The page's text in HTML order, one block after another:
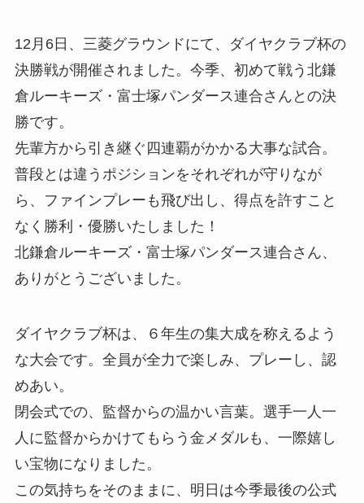
12月6日、三菱グラウンドにて、ダイヤクラブ杯の
決勝戦が開催されました。今季、初めて戦う北鎌
倉ルーキーズ・富士塚パンダース連合さんとの決
勝です。
先輩方から引き継ぐ四連覇がかかる大事な試合。
普段とは違うポジションをそれぞれが守りなが
ら、ファインプレーも飛び出し、得点を許すこと
なく勝利・優勝いたしました！
北鎌倉ルーキーズ・富士塚パンダース連合さん、
ありがとうございました。
ダイヤクラブ杯は、６年生の集大成を称えるよう
な大会です。全員が全力で楽しみ、プレーし、認
めあい。
閉会式での、監督からの温かい言葉。選手一人一
人に監督からかけてもらう金メダルも、一際嬉し
い宝物になりました。
この気持ちをそのままに、明日は今季最後の公式